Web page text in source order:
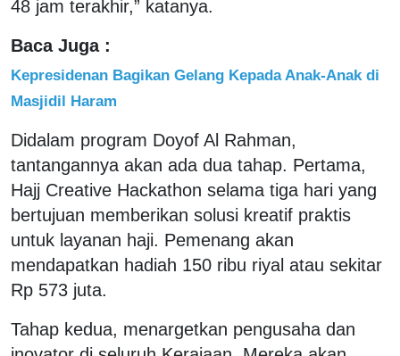
48 jam terakhir,” katanya.
Baca Juga :
Kepresidenan Bagikan Gelang Kepada Anak-Anak di
Masjidil Haram
Didalam program Doyof Al Rahman,
tantangannya akan ada dua tahap. Pertama,
Hajj Creative Hackathon selama tiga hari yang
bertujuan memberikan solusi kreatif praktis
untuk layanan haji. Pemenang akan
mendapatkan hadiah 150 ribu riyal atau sekitar
Rp 573 juta.
Tahap kedua, menargetkan pengusaha dan